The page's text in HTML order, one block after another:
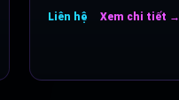
Liên hệ Xem chi tiết →